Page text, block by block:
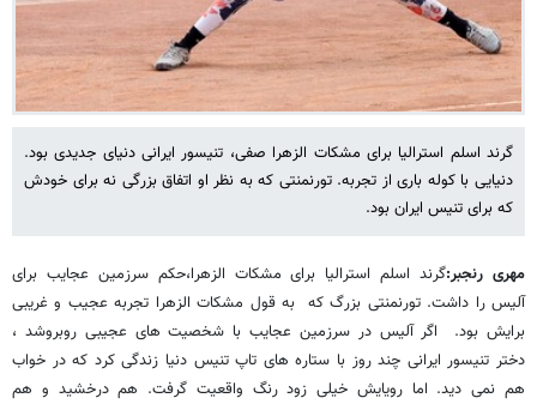
گرند اسلم استرالیا برای مشکات الزهرا صفی، تنیسور ایرانی دنیای جدیدی بود.
دنیایی با کوله باری از تجربه. تورنمنتی که به نظر او اتفاق بزرگی نه برای خودش
که برای تنیس ایران بود.
مهری رنجبر:گرند اسلم استرالیا برای مشکات الزهرا،حکم سرزمین عجایب برای
آلیس را داشت. تورنمنتی بزرگ که به قول مشکات الزهرا تجربه عجیب و غریبی
برایش بود. اگر آلیس در سرزمین عجایب با شخصیت های عجیبی روبروشد ،
دختر تنیسور ایرانی چند روز با ستاره های تاپ تنیس دنیا زندگی کرد که در خواب
هم نمی دید. اما رویایش خیلی زود رنگ واقعیت گرفت. هم درخشید و هم